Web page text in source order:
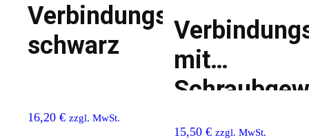
Verbindungsglied
schwarz
16,20 € zzgl. MwSt.
mit
15,50€ zzgl. MwSt.